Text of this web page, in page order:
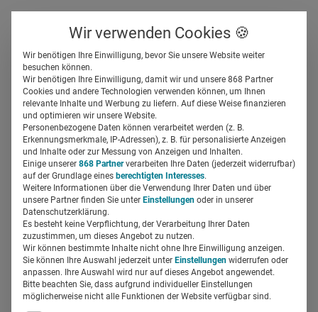
Gespeicherte Beiträge
Suchfeld
Suchen
Medizinklimaindex:
Pessimistischer Zahnarzt,
optimistischer Arzt
Silja Elfers29.10.20191 Min Lesezeit
Wir verwenden Cookies 🍪
Wir benötigen Ihre Einwilligung, bevor Sie unsere Website weiter
besuchen können.
Wir benötigen Ihre Einwilligung, damit wir und unsere 868 Partner
Cookies und andere Technologien verwenden können, um Ihnen
relevante Inhalte und Werbung zu liefern. Auf diese Weise finanzieren
und optimieren wir unsere Website.
Personenbezogene Daten können verarbeitet werden (z. B.
Erkennungsmerkmale, IP-Adressen), z. B. für personalisierte Anzeigen
und Inhalte oder zur Messung von Anzeigen und Inhalten.
Einige unserer 868 Partnerverarbeiten Ihre Daten (jederzeit widerrufbar)
auf der Grundlage eines berechtigten Interesses.
Weitere Informationen über die Verwendung Ihrer Daten und über
unsere Partner finden Sie unter Einstellungen oder in unserer
Datenschutzerklärung.
Es besteht keine Verpflichtung, der Verarbeitung Ihrer Daten
zuzustimmen, um dieses Angebot zu nutzen.
Wir können bestimmte Inhalte nicht ohne Ihre Einwilligung anzeigen.
Sie können Ihre Auswahl jederzeit unter Einstellungen widerrufen oder
anpassen. Ihre Auswahl wird nur auf dieses Angebot angewendet.
Bitte beachten Sie, dass aufgrund individueller Einstellungen
möglicherweise nicht alle Funktionen der Website verfügbar sind.